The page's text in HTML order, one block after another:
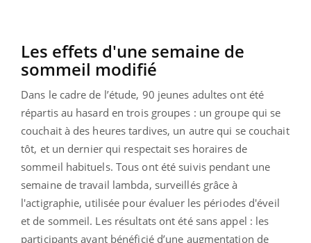
Les effets d'une semaine de
sommeil modifié
Dans le cadre de l’étude, 90 jeunes adultes ont été
répartis au hasard en trois groupes : un groupe qui se
couchait à des heures tardives, un autre qui se couchait
tôt, et un dernier qui respectait ses horaires de
sommeil habituels. Tous ont été suivis pendant une
semaine de travail lambda, surveillés grâce à
l'actigraphie, utilisée pour évaluer les périodes d'éveil
et de sommeil. Les résultats ont été sans appel : les
participants ayant bénéficié d’une augmentation de